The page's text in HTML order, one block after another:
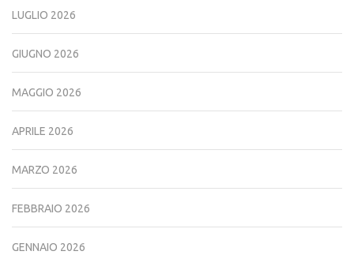
LUGLIO 2026
GIUGNO 2026
MAGGIO 2026
APRILE 2026
MARZO 2026
FEBBRAIO 2026
GENNAIO 2026